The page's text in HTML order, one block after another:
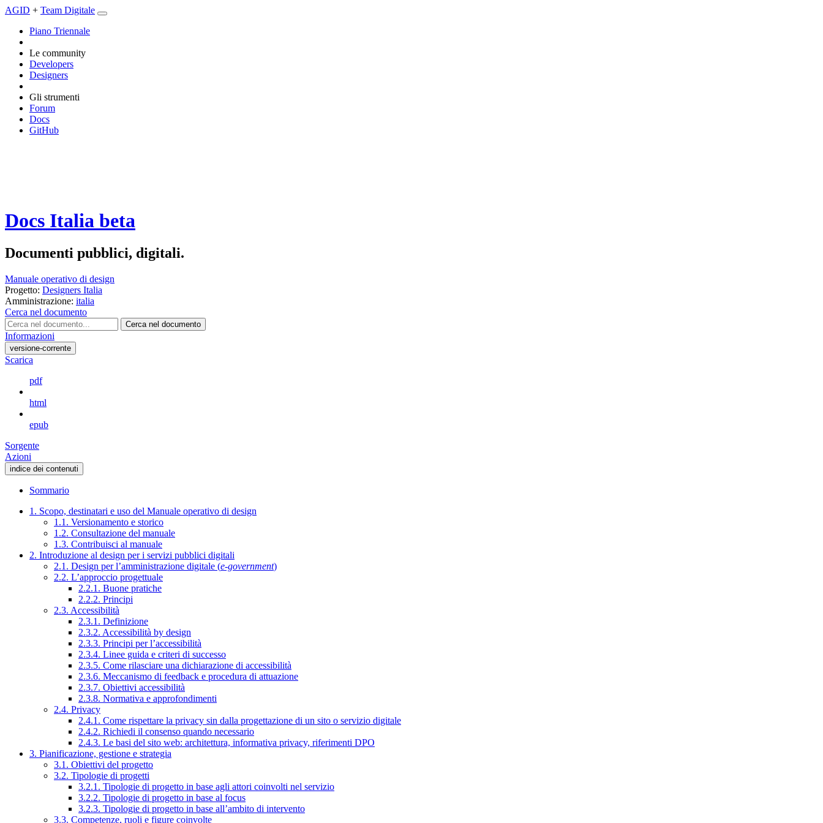
AGID + Team Digitale
Piano Triennale
Le community
Developers
Designers
Gli strumenti
Forum
Docs
GitHub
Docs Italia beta
Documenti pubblici, digitali.
Manuale operativo di design
Progetto: Designers Italia
Amministrazione: italia
Cerca nel documento
Cerca nel documento
Informazioni
versione-corrente
Scarica
pdf
html
epub
Sorgente
Azioni
indice dei contenuti
Sommario
1. Scopo, destinatari e uso del Manuale operativo di design
1.1. Versionamento e storico
1.2. Consultazione del manuale
1.3. Contribuisci al manuale
2. Introduzione al design per i servizi pubblici digitali
2.1. Design per l’amministrazione digitale (e-government)
2.2. L’approccio progettuale
2.2.1. Buone pratiche
2.2.2. Principi
2.3. Accessibilità
2.3.1. Definizione
2.3.2. Accessibilità by design
2.3.3. Principi per l’accessibilità
2.3.4. Linee guida e criteri di successo
2.3.5. Come rilasciare una dichiarazione di accessibilità
2.3.6. Meccanismo di feedback e procedura di attuazione
2.3.7. Obiettivi accessibilità
2.3.8. Normativa e approfondimenti
2.4. Privacy
2.4.1. Come rispettare la privacy sin dalla progettazione di un sito o servizio digitale
2.4.2. Richiedi il consenso quando necessario
2.4.3. Le basi del sito web: architettura, informativa privacy, riferimenti DPO
3. Pianificazione, gestione e strategia
3.1. Obiettivi del progetto
3.2. Tipologie di progetti
3.2.1. Tipologie di progetto in base agli attori coinvolti nel servizio
3.2.2. Tipologie di progetto in base al focus
3.2.3. Tipologie di progetto in base all’ambito di intervento
3.3. Competenze, ruoli e figure coinvolte